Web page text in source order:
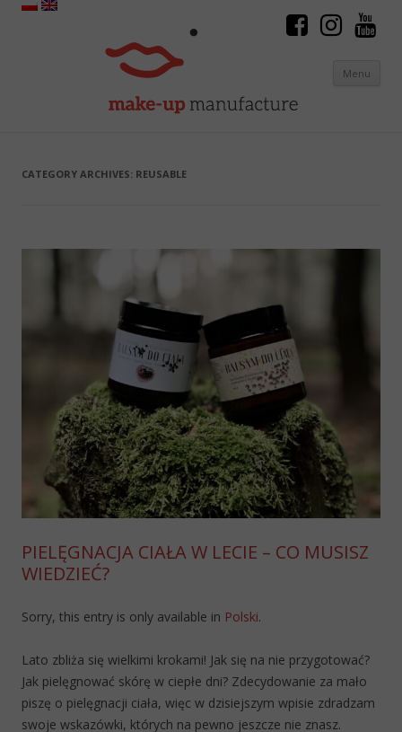
Menu
CATEGORY ARCHIVES: REUSABLE
PIELĘGNACJA CIAŁA W LECIE – CO MUSISZ
WIEDZIEĆ?
Sorry, this entry is only available in Polski.
Lato zbliża się wielkimi krokami! Jak się na nie przygotować?
Jak pielęgnować skórę w ciepłe dni? Zdecydowanie za mało
piszę o pielęgnacji ciała, więc w dzisiejszym wpisie zdradzam
swoje wskazówki, których na pewno jeszcze nie znasz.